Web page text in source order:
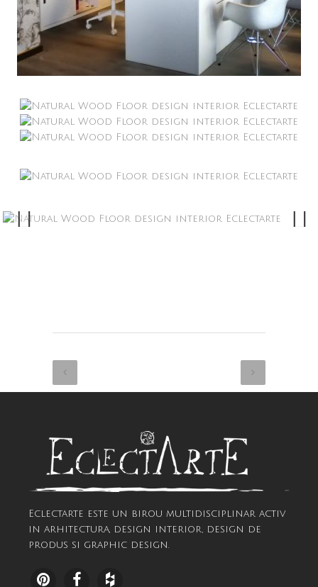
Eclectarte este un birou multidisciplinar activ
in arhitectura, design interior, design de
produs si graphic design.